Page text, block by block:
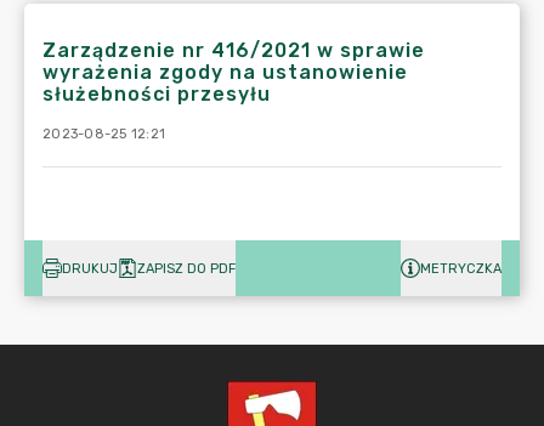
Zarządzenie nr 416/2021 w sprawie
wyrażenia zgody na ustanowienie
służebności przesyłu
2023-08-25 12:21
DRUKUJ ZAPISZ DO PDF METRYCZKA